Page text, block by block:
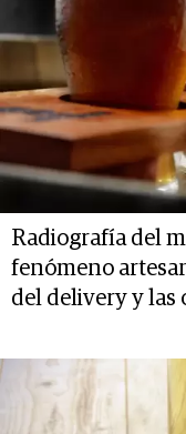
Radiografía del
fenómeno
del delivery y las